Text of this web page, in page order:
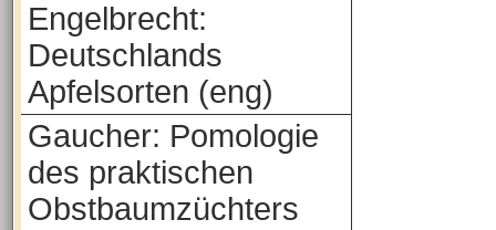
Engelbrecht:
Deutschlands
Apfelsorten (eng)
Gaucher: Pomologie
des praktischen
Obstbaumzüchters